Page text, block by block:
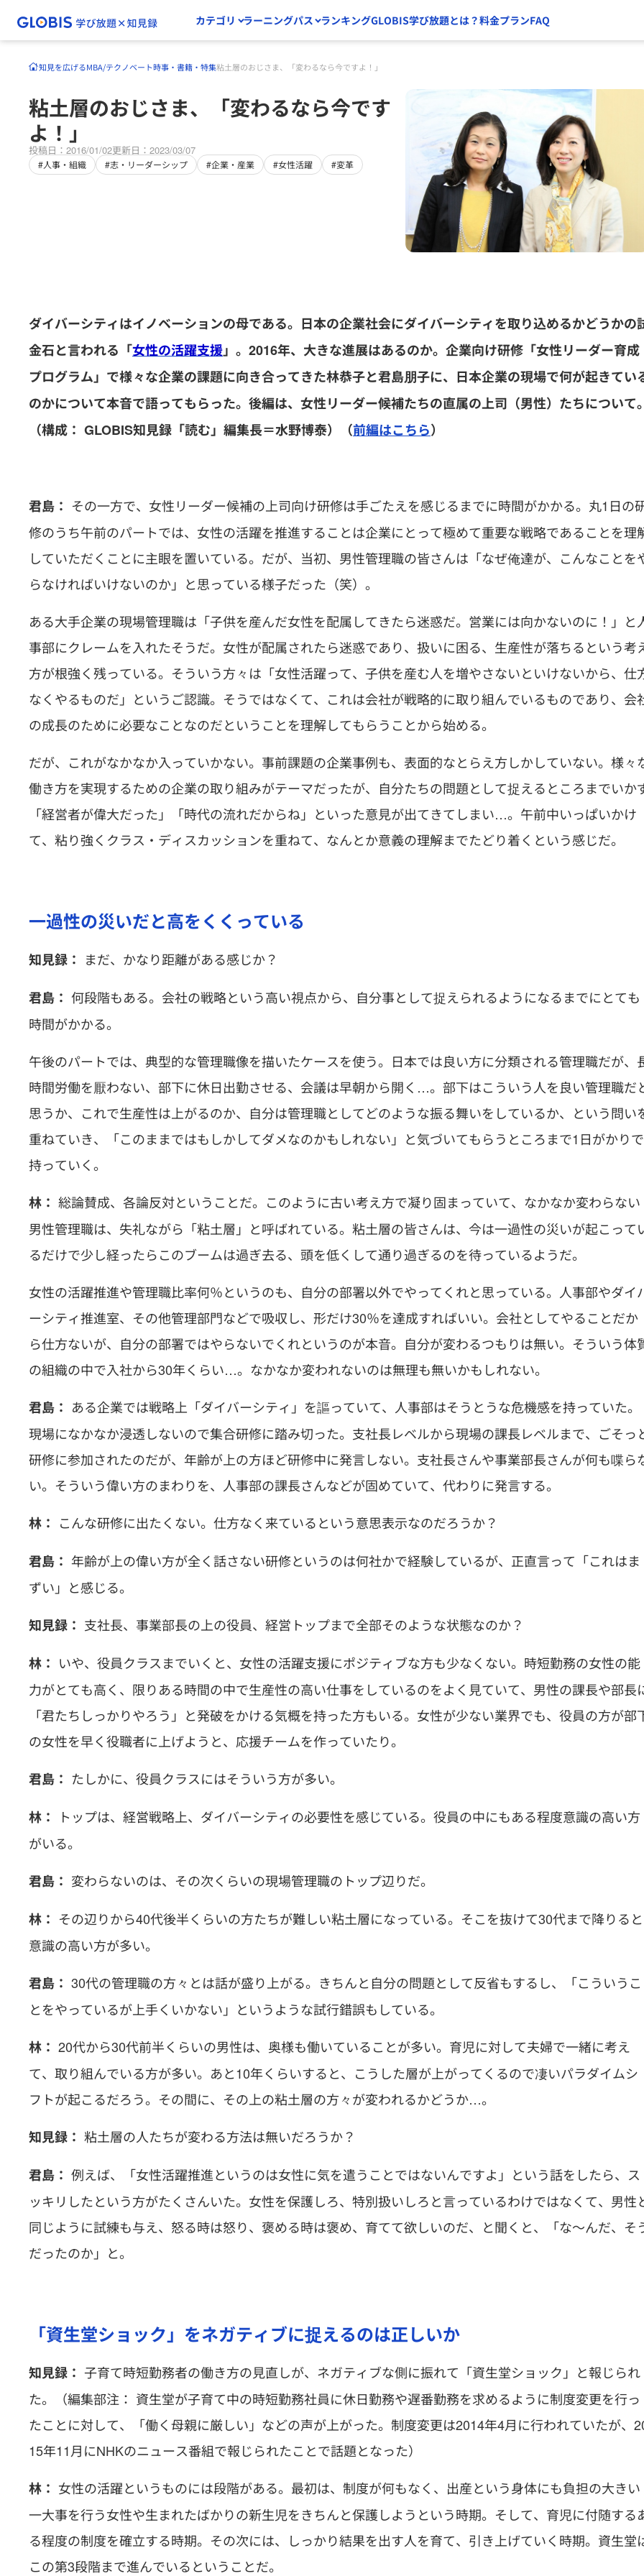
カテゴリ ラーニングパス ランキングGLOBIS学び放題とは？料金プランFAQ
知見を広げるMBA/テクノベート時事・書籍・特集粘土層のおじさま、「変わるなら今ですよ！」
粘土層のおじさま、「変わるなら今です
よ！」
投稿日：2016/01/02更新日：2023/03/07
#人事・組織 #志・リーダーシップ #企業・産業 #女性活躍 #変革
ダイバーシティはイノベーションの母である。日本の企業社会にダイバーシティを取り込めるかどうかの
金石と言われる「女性の活躍支援」。2016年、大きな進展はあるのか。企業向け研修「女性リーダー育成
プログラム」で様々な企業の課題に向き合ってきた林恭子と君島朋子に、日本企業の現場で何が起きてい
のかについて本音で語ってもらった。後編は、女性リーダー候補たちの直属の上司（男性）たちについて
（構成： GLOBIS知見録「読む」編集長＝水野博泰）（前編はこちら）
君島： その一方で、女性リーダー候補の上司向け研修は手ごたえを感じるまでに時間がかかる。丸1日の
修のうち午前のパートでは、女性の活躍を推進することは企業にとって極めて重要な戦略であることを理
していただくことに主眼を置いている。だが、当初、男性管理職の皆さんは「なぜ俺達が、こんなことを
らなければいけないのか」と思っている様子だった（笑）。
ある大手企業の現場管理職は「子供を産んだ女性を配属してきたら迷惑だ。営業には向かないのに！」と
事部にクレームを入れたそうだ。女性が配属されたら迷惑であり、扱いに困る、生産性が落ちるという考
方が根強く残っている。そういう方々は「女性活躍って、子供を産む人を増やさないといけないから、仕
なくやるものだ」というご認識。そうではなくて、これは会社が戦略的に取り組んでいるものであり、会
の成長のために必要なことなのだということを理解してもらうことから始める。
だが、これがなかなか入っていかない。事前課題の企業事例も、表面的なとらえ方しかしていない。様々
働き方を実現するための企業の取り組みがテーマだったが、自分たちの問題として捉えるところまでいか
「経営者が偉大だった」「時代の流れだからね」といった意見が出てきてしまい…。午前中いっぱいかけ
て、粘り強くクラス・ディスカッションを重ねて、なんとか意義の理解までたどり着くという感じだ。
一過性の災いだと高をくくっている
知見録： まだ、かなり距離がある感じか？
君島： 何段階もある。会社の戦略という高い視点から、自分事として捉えられるようになるまでにとても
時間がかかる。
午後のパートでは、典型的な管理職像を描いたケースを使う。日本では良い方に分類される管理職だが、
時間労働を厭わない、部下に休日出勤させる、会議は早朝から開く…。部下はこういう人を良い管理職だ
思うか、これで生産性は上がるのか、自分は管理職としてどのような振る舞いをしているか、という問い
重ねていき、「このままではもしかしてダメなのかもしれない」と気づいてもらうところまで1日がかりで
持っていく。
林： 総論賛成、各論反対ということだ。このように古い考え方で凝り固まっていて、なかなか変わらない
男性管理職は、失礼ながら「粘土層」と呼ばれている。粘土層の皆さんは、今は一過性の災いが起こって
るだけで少し経ったらこのブームは過ぎ去る、頭を低くして通り過ぎるのを待っているようだ。
女性の活躍推進や管理職比率何％というのも、自分の部署以外でやってくれと思っている。人事部やダイ
ーシティ推進室、その他管理部門などで吸収し、形だけ30％を達成すればいい。会社としてやることだか
ら仕方ないが、自分の部署ではやらないでくれというのが本音。自分が変わるつもりは無い。そういう体
の組織の中で入社から30年くらい…。なかなか変われないのは無理も無いかもしれない。
君島： ある企業では戦略上「ダイバーシティ」を謳っていて、人事部はそうとうな危機感を持っていた。
現場になかなか浸透しないので集合研修に踏み切った。支社長レベルから現場の課長レベルまで、ごそっ
研修に参加されたのだが、年齢が上の方ほど研修中に発言しない。支社長さんや事業部長さんが何も喋ら
い。そういう偉い方のまわりを、人事部の課長さんなどが固めていて、代わりに発言する。
林： こんな研修に出たくない。仕方なく来ているという意思表示なのだろうか？
君島： 年齢が上の偉い方が全く話さない研修というのは何社かで経験しているが、正直言って「これはま
ずい」と感じる。
知見録： 支社長、事業部長の上の役員、経営トップまで全部そのような状態なのか？
林： いや、役員クラスまでいくと、女性の活躍支援にポジティブな方も少なくない。時短勤務の女性の能
力がとても高く、限りある時間の中で生産性の高い仕事をしているのをよく見ていて、男性の課長や部長
「君たちしっかりやろう」と発破をかける気概を持った方もいる。女性が少ない業界でも、役員の方が部
の女性を早く役職者に上げようと、応援チームを作っていたり。
君島： たしかに、役員クラスにはそういう方が多い。
林：
トップは、経営戦略上、ダイバーシティの必要性を感じている。役員の中にもある程度意識の高い方
がいる。
君島： 変わらないのは、その次くらいの現場管理職のトップ辺りだ。
林： その辺りから40代後半くらいの方たちが難しい粘土層になっている。そこを抜けて30代まで降りると
意識の高い方が多い。
君島： 30代の管理職の方々とは話が盛り上がる。きちんと自分の問題として反省もするし、「こういうこ
とをやっているが上手くいかない」というような試行錯誤もしている。
林： 20代から30代前半くらいの男性は、奥様も働いていることが多い。育児に対して夫婦で一緒に考え
て、取り組んでいる方が多い。あと10年くらいすると、こうした層が上がってくるので凄いパラダイムシ
フトが起こるだろう。その間に、その上の粘土層の方々が変われるかどうか…。
知見録： 粘土層の人たちが変わる方法は無いだろうか？
君島： 例えば、「女性活躍推進というのは女性に気を遣うことではないんですよ」という話をしたら、ス
ッキリしたという方がたくさんいた。女性を保護しろ、特別扱いしろと言っているわけではなくて、男性
同じように試練も与え、怒る時は怒り、褒める時は褒め、育てて欲しいのだ、と聞くと、「な～んだ、そ
だったのか」と。
「資生堂ショック」をネガティブに捉えるのは正しいか
知見録： 子育て時短勤務者の働き方の見直しが、ネガティブな側に振れて「資生堂ショック」と報じられ
た。（編集部注： 資生堂が子育て中の時短勤務社員に休日勤務や遅番勤務を求めるように制度変更を行っ
たことに対して、「働く母親に厳しい」などの声が上がった。制度変更は2014年4月に行われていたが、
15年11月にNHKのニュース番組で報じられたことで話題となった）
林： 女性の活躍というものには段階がある。最初は、制度が何もなく、出産という身体にも負担の大きい
一大事を行う女性や生まれたばかりの新生児をきちんと保護しようという時期。そして、育児に付随する
る程度の制度を確立する時期。その次には、しっかり結果を出す人を育て、引き上げていく時期。資生堂
この第3段階まで進んでいるということだ。